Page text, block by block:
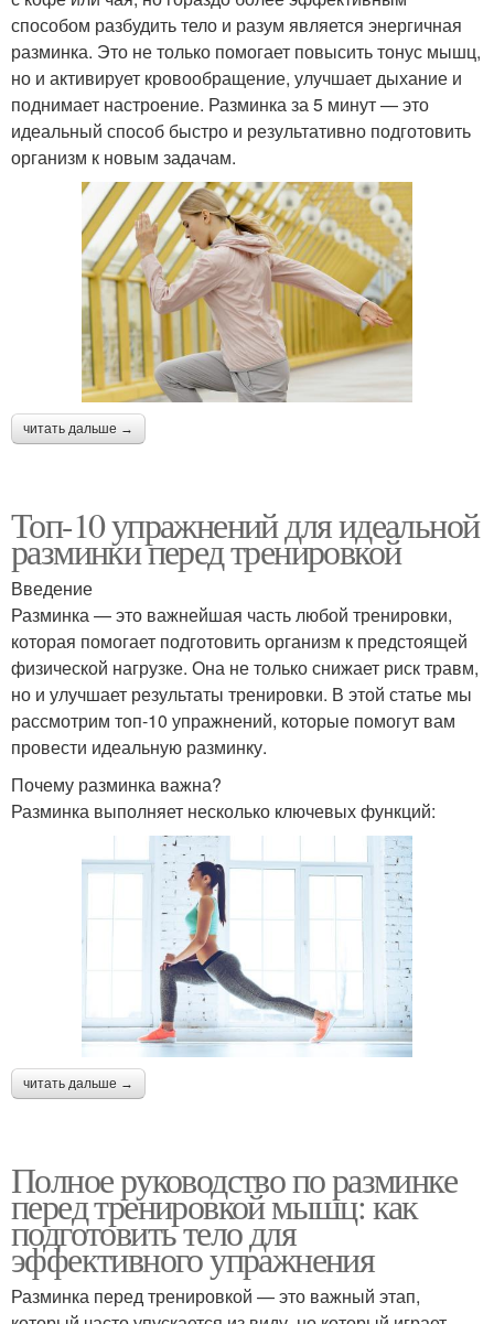
способом разбудить тело и разум является энергичная
разминка. Это не только помогает повысить тонус мышц,
но и активирует кровообращение, улучшает дыхание и
поднимает настроение. Разминка за 5 минут — это
идеальный способ быстро и результативно подготовить
организм к новым задачам.
читать дальше →
Топ-10 упражнений для идеальной
разминки перед тренировкой
Введение
Разминка — это важнейшая часть любой тренировки,
которая помогает подготовить организм к предстоящей
физической нагрузке. Она не только снижает риск травм,
но и улучшает результаты тренировки. В этой статье мы
рассмотрим топ-10 упражнений, которые помогут вам
провести идеальную разминку.
Почему разминка важна?
Разминка выполняет несколько ключевых функций:
читать дальше →
Полное руководство по разминке
перед тренировкой мышц: как
подготовить тело для
эффективного упражнения
Разминка перед тренировкой — это важный этап,